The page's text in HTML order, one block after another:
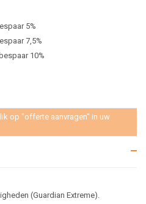
5%
7,5%
10%
op "offerte aanvragen" in uw
(Guardian Extreme).